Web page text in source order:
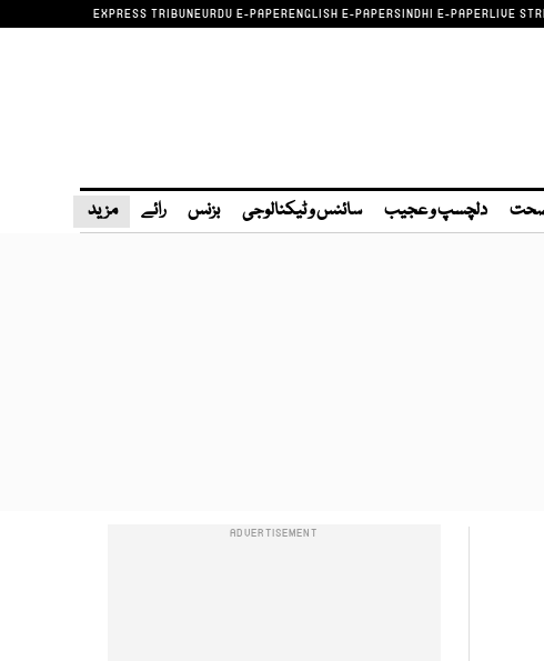
EXPRESS TRIBUNEURDU E-PAPERENGLISH E-PAPERSINDHI E-PAPERLIVE
دلچسپ و عجیب سائنس و ٹیکنالوجی بزنس رائے مزید